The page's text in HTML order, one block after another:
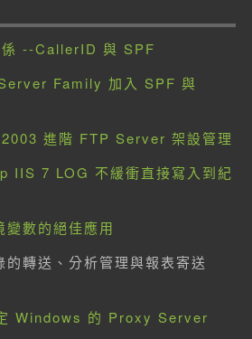
--CallerID 與 SPF
Family 加入 SPF 與
進階 FTP Server 架設管理
IIS 7 LOG 不緩衝直接寫入到紀
數的絕佳應用
轉送、分析管理與報表寄送
Windows 的 Proxy Server